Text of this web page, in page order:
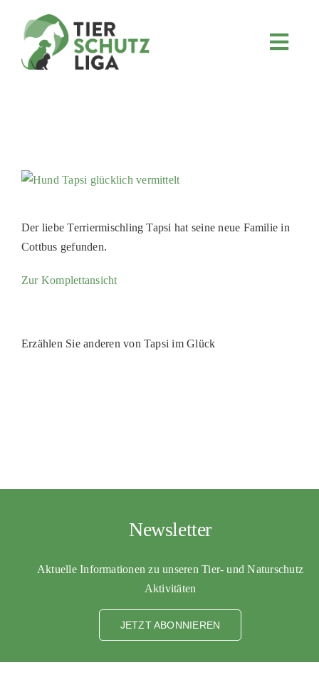
KOOPERATIONEN
4KIDS
TIERHEIMTIERE
PATENSCHAFTEN
Der liebe Terriermischling Tapsi hat seine neue Familie in
Cottbus gefunden.
Zur Komplettansicht
Erzählen Sie anderen von Tapsi im Glück
Newsletter
Aktuelle Informationen zu unseren Tier- und Naturschutz
Aktivitäten
JETZT ABONNIEREN